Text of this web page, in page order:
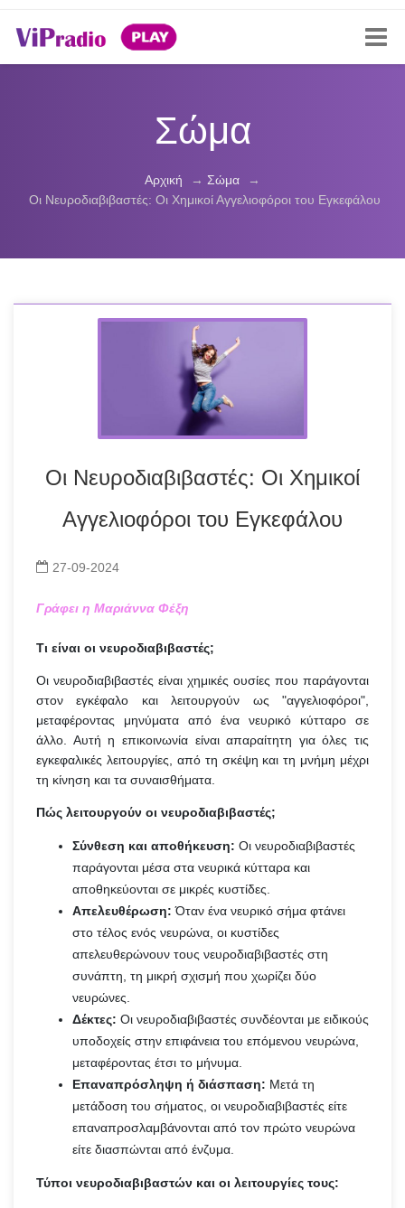
Σώμα
Αρχική → Σώμα
→
Οι Νευροδιαβιβαστές: Οι Χημικοί Αγγελιοφόροι του Εγκεφάλου
Οι Νευροδιαβιβαστές: Οι Χημικοί
Αγγελιοφόροι του Εγκεφάλου
27-09-2024
Γράφει η Μαριάννα Φέξη
Τι είναι οι νευροδιαβιβαστές;
Οι νευροδιαβιβαστές είναι χημικές ουσίες που παράγονται
στον εγκέφαλο και λειτουργούν ως "αγγελιοφόροι",
μεταφέροντας μηνύματα από ένα νευρικό κύτταρο σε
άλλο. Αυτή η επικοινωνία είναι απαραίτητη για όλες τις
εγκεφαλικές λειτουργίες, από τη σκέψη και τη μνήμη μέχρι
τη κίνηση και τα συναισθήματα.
Πώς λειτουργούν οι νευροδιαβιβαστές;
Σύνθεση και αποθήκευση: Οι νευροδιαβιβαστές
παράγονται μέσα στα νευρικά κύτταρα και
αποθηκεύονται σε μικρές κυστίδες.
Απελευθέρωση: Όταν ένα νευρικό σήμα φτάνει
στο τέλος ενός νευρώνα, οι κυστίδες
απελευθερώνουν τους νευροδιαβιβαστές στη
συνάπτη, τη μικρή σχισμή που χωρίζει δύο
νευρώνες.
Δέκτες: Οι νευροδιαβιβαστές συνδέονται με ειδικούς
υποδοχείς στην επιφάνεια του επόμενου νευρώνα,
μεταφέροντας έτσι το μήνυμα.
Επαναπρόσληψη ή διάσπαση: Μετά τη
μετάδοση του σήματος, οι νευροδιαβιβαστές είτε
επαναπροσλαμβάνονται από τον πρώτο νευρώνα
είτε διασπώνται από ένζυμα.
Τύποι νευροδιαβιβαστών και οι λειτουργίες τους: